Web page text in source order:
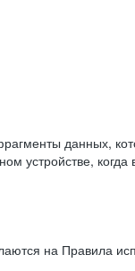
данных,
устройстве,
на Правила